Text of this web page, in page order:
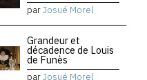
parJosué Morel
Grandeur et
décadence de Louis
de Funès
parJosué Morel